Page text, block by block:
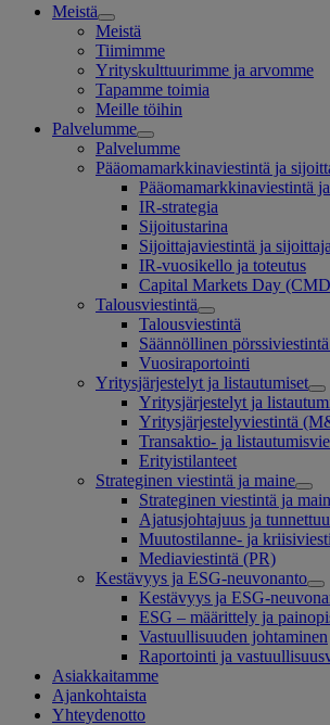
Meistä
Meistä
Tiimimme
Yrityskulttuurimme ja arvomme
Tapamme toimia
Meille töihin
Palvelumme
Palvelumme
Pääomamarkkinaviestintä ja
Pääomamarkkinaviestintä
IR-strategia
Sijoitustarina
Sijoittajaviestintä ja
IR-vuosikello ja toteutus
Capital Markets Day
Talousviestintä
Talousviestintä
Säännöllinen
Vuosiraportointi
Yritysjärjestelyt ja listautumiset
Yritysjärjestelyt ja
Yritysjärjestelyviestintä
Transaktio- ja
Erityistilanteet
Strateginen viestintä ja maine
Strateginen viestintä ja
Ajatusjohtajuus ja
Muutostilanne- ja
Mediaviestintä (PR)
Kestävyys ja ESG-neuvonanto
Kestävyys ja ESG-
ESG – määrittely ja
Vastuullisuuden johtaminen
Raportointi ja
Asiakkaitamme
Ajankohtaista
Yhteydenotto